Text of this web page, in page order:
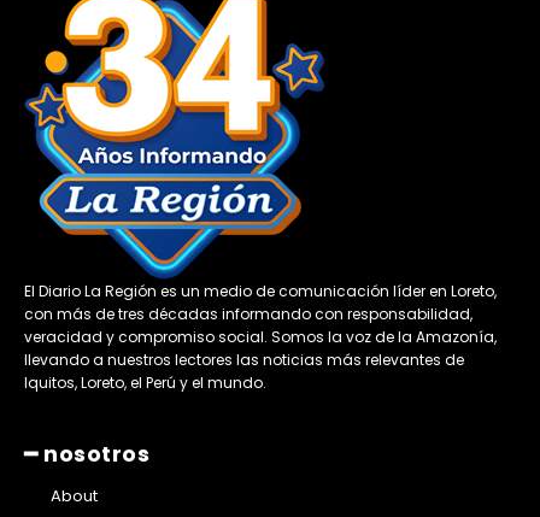
El Diario La Región es un medio de comunicación líder en Loreto,
con más de tres décadas informando con responsabilidad,
veracidad y compromiso social. Somos la voz de la Amazonía,
llevando a nuestros lectores las noticias más relevantes de
Iquitos, Loreto, el Perú y el mundo.
━ nosotros
About